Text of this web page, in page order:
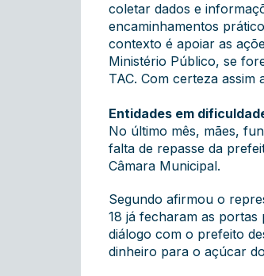
coletar dados e
encaminhamentos
contexto é apoiar as
Ministério Público, se
TAC. Com certeza
Entidades em
No último mês, mães,
falta de repasse da
Câmara Municipal.
Segundo afirmou o
18 já fecharam as
diálogo com o prefeito
dinheiro para o açúcar